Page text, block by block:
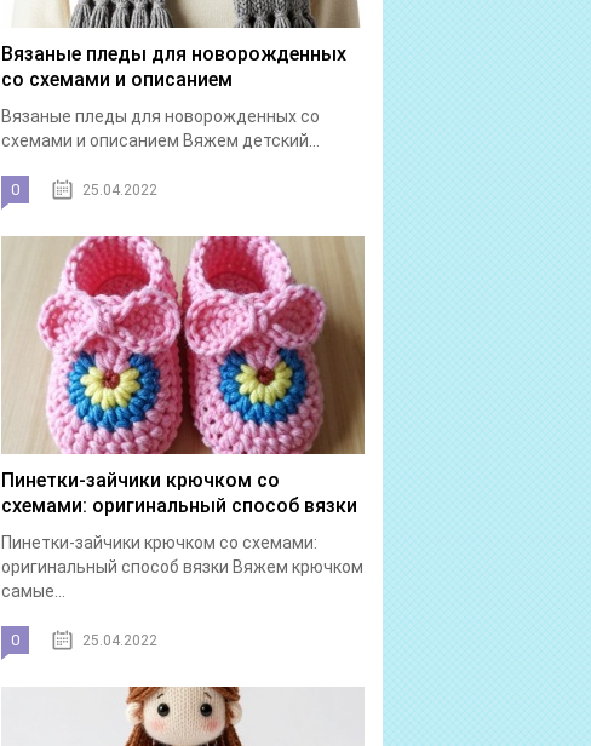
Вязаные пледы для новорожденных
со схемами и описанием
Вязаные пледы для новорожденных со
схемами и описанием Вяжем детский...
0 25.04.2022
Пинетки-зайчики крючком со
схемами: оригинальный способ вязки
Пинетки-зайчики крючком со схемами:
оригинальный способ вязки Вяжем крючком
самые...
0 25.04.2022